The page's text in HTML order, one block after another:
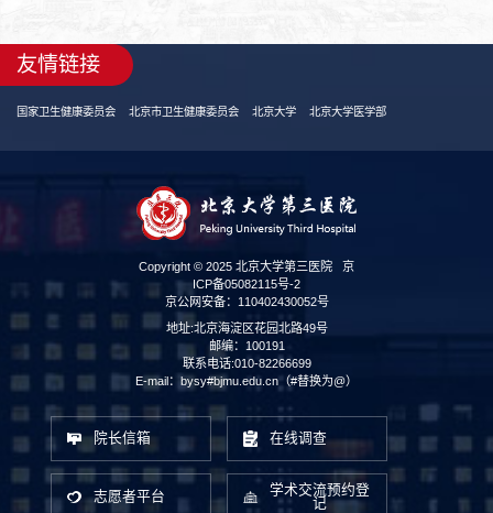
友情链接
国家卫生健康委员会 北京市卫生健康委员会 北京大学 北京大学医学部
Copyright © 2025 北京大学第三医院 京
ICP备05082115号-2
京公网安备：110402430052号
地址:北京海淀区花园北路49号
邮编：100191
联系电话:010-82266699
E-mail：bysy#bjmu.edu.cn（#替换为@）
院长信箱 在线调查
志愿者平台
学术交流预约登
记